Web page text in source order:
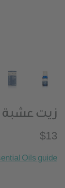
زيت عشبة
$13
Oils guide